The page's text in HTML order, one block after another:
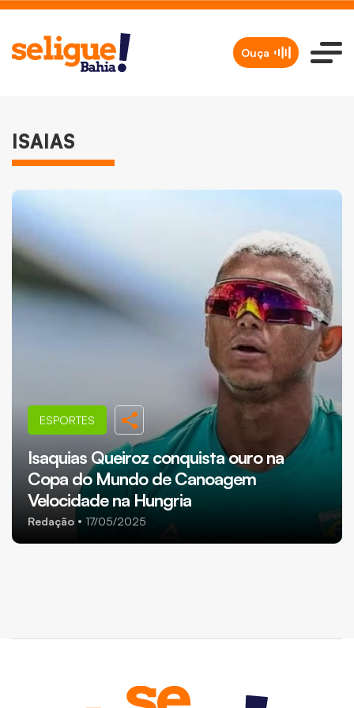
Ouça
ISAIAS
ESPORTES
Isaquias Queiroz conquista ouro na
Copa do Mundo de Canoagem
Velocidade na Hungria
Redação 17/05/2025